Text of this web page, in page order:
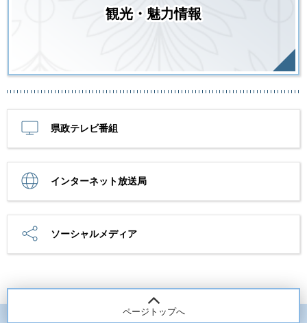
観光・魅力情報
県政テレビ番組
インターネット放送局
ソーシャルメディア
ページトップへ